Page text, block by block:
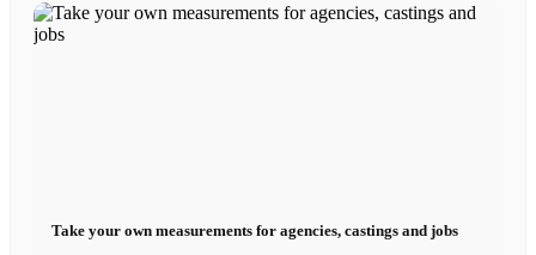
News
x TikTok
Take your own measurements for agencies, castings and jobs